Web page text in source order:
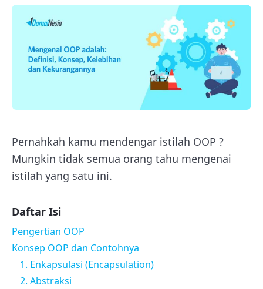
Pernahkah kamu mendengar istilah OOP ?
Mungkin tidak semua orang tahu mengenai
istilah yang satu ini.
Daftar Isi
Pengertian OOP
Konsep OOP dan Contohnya
1. Enkapsulasi (Encapsulation)
2. Abstraksi